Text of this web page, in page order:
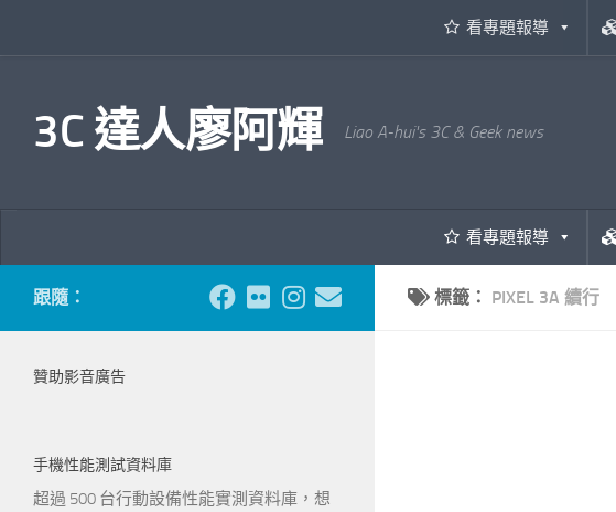
看專題報導
3C 達人廖阿輝 Liao A-hui's 3C & Geek news
看專題報導
標籤： PIXEL 3A 續行
跟隨：
贊助影音廣告
手機性能測試資料庫
超過 500 台行動設備性能實測資料庫，想